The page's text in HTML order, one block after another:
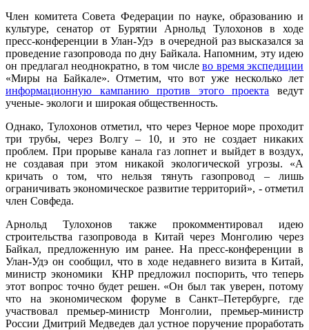
Член комитета Совета Федерации по науке, образованию и
культуре, сенатор от Бурятии Арнольд Тулохонов в ходе
пресс-конференции в Улан-Удэ в очередной раз высказался за
проведение газопровода по дну Байкала. Напомним, эту идею
он предлагал неоднократно, в том числе во время экспедиции
«Миры на Байкале». Отметим, что вот уже несколько лет
информационную кампанию против этого проекта ведут
ученые- экологи и широкая общественность.
Однако, Тулохонов отметил, что через Черное море проходит
три трубы, через Волгу – 10, и это не создает никаких
проблем. При прорыве канала газ лопнет и выйдет в воздух,
не создавая при этом никакой экологической угрозы. «А
кричать о том, что нельзя тянуть газопровод – лишь
ограничивать экономическое развитие территорий», - отметил
член Совфеда.
Арнольд Тулохонов также прокомментировал идею
строительства газопровода в Китай через Монголию через
Байкал, предложенную им ранее. На пресс-конференции в
Улан-Удэ он сообщил, что в ходе недавнего визита в Китай,
министр экономики КНР предложил поспорить, что теперь
этот вопрос точно будет решен. «Он был так уверен, потому
что на экономическом форуме в Санкт–Петербурге, где
участвовал премьер-министр Монголии, премьер-министр
России Дмитрий Медведев дал устное поручение проработать